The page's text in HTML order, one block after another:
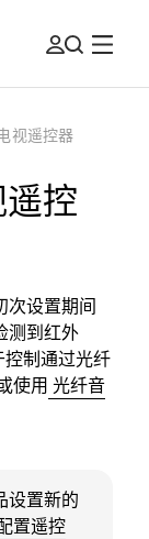
视遥控器
控
次设置期间
测到红外
控制通过光纤
使用 光纤音
设置新的
置遥控